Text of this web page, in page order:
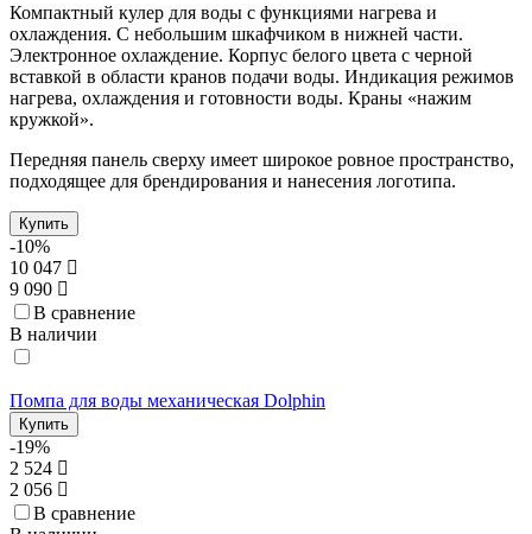
Компактный кулер для воды с функциями нагрева и
охлаждения. С небольшим шкафчиком в нижней части.
Электронное охлаждение. Корпус белого цвета с черной
вставкой в области кранов подачи воды. Индикация режимов
нагрева, охлаждения и готовности воды. Краны «нажим
кружкой».
Передняя панель сверху имеет широкое ровное пространство,
подходящее для брендирования и нанесения логотипа.
Купить
-10%
10 047
9 090
В сравнение
В наличии
Помпа для воды механическая Dolphin
Купить
-19%
2 524
2 056
В сравнение